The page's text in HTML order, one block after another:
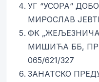
УГ “УСОРА“
МИРОСЛАВ
ФК
МИШИЋА ББ,
065/621/327
ЗАНАТСКО